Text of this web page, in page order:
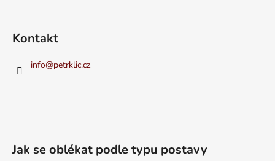
Kontakt
info@petrklic.cz
Jak se oblékat podle typu postavy